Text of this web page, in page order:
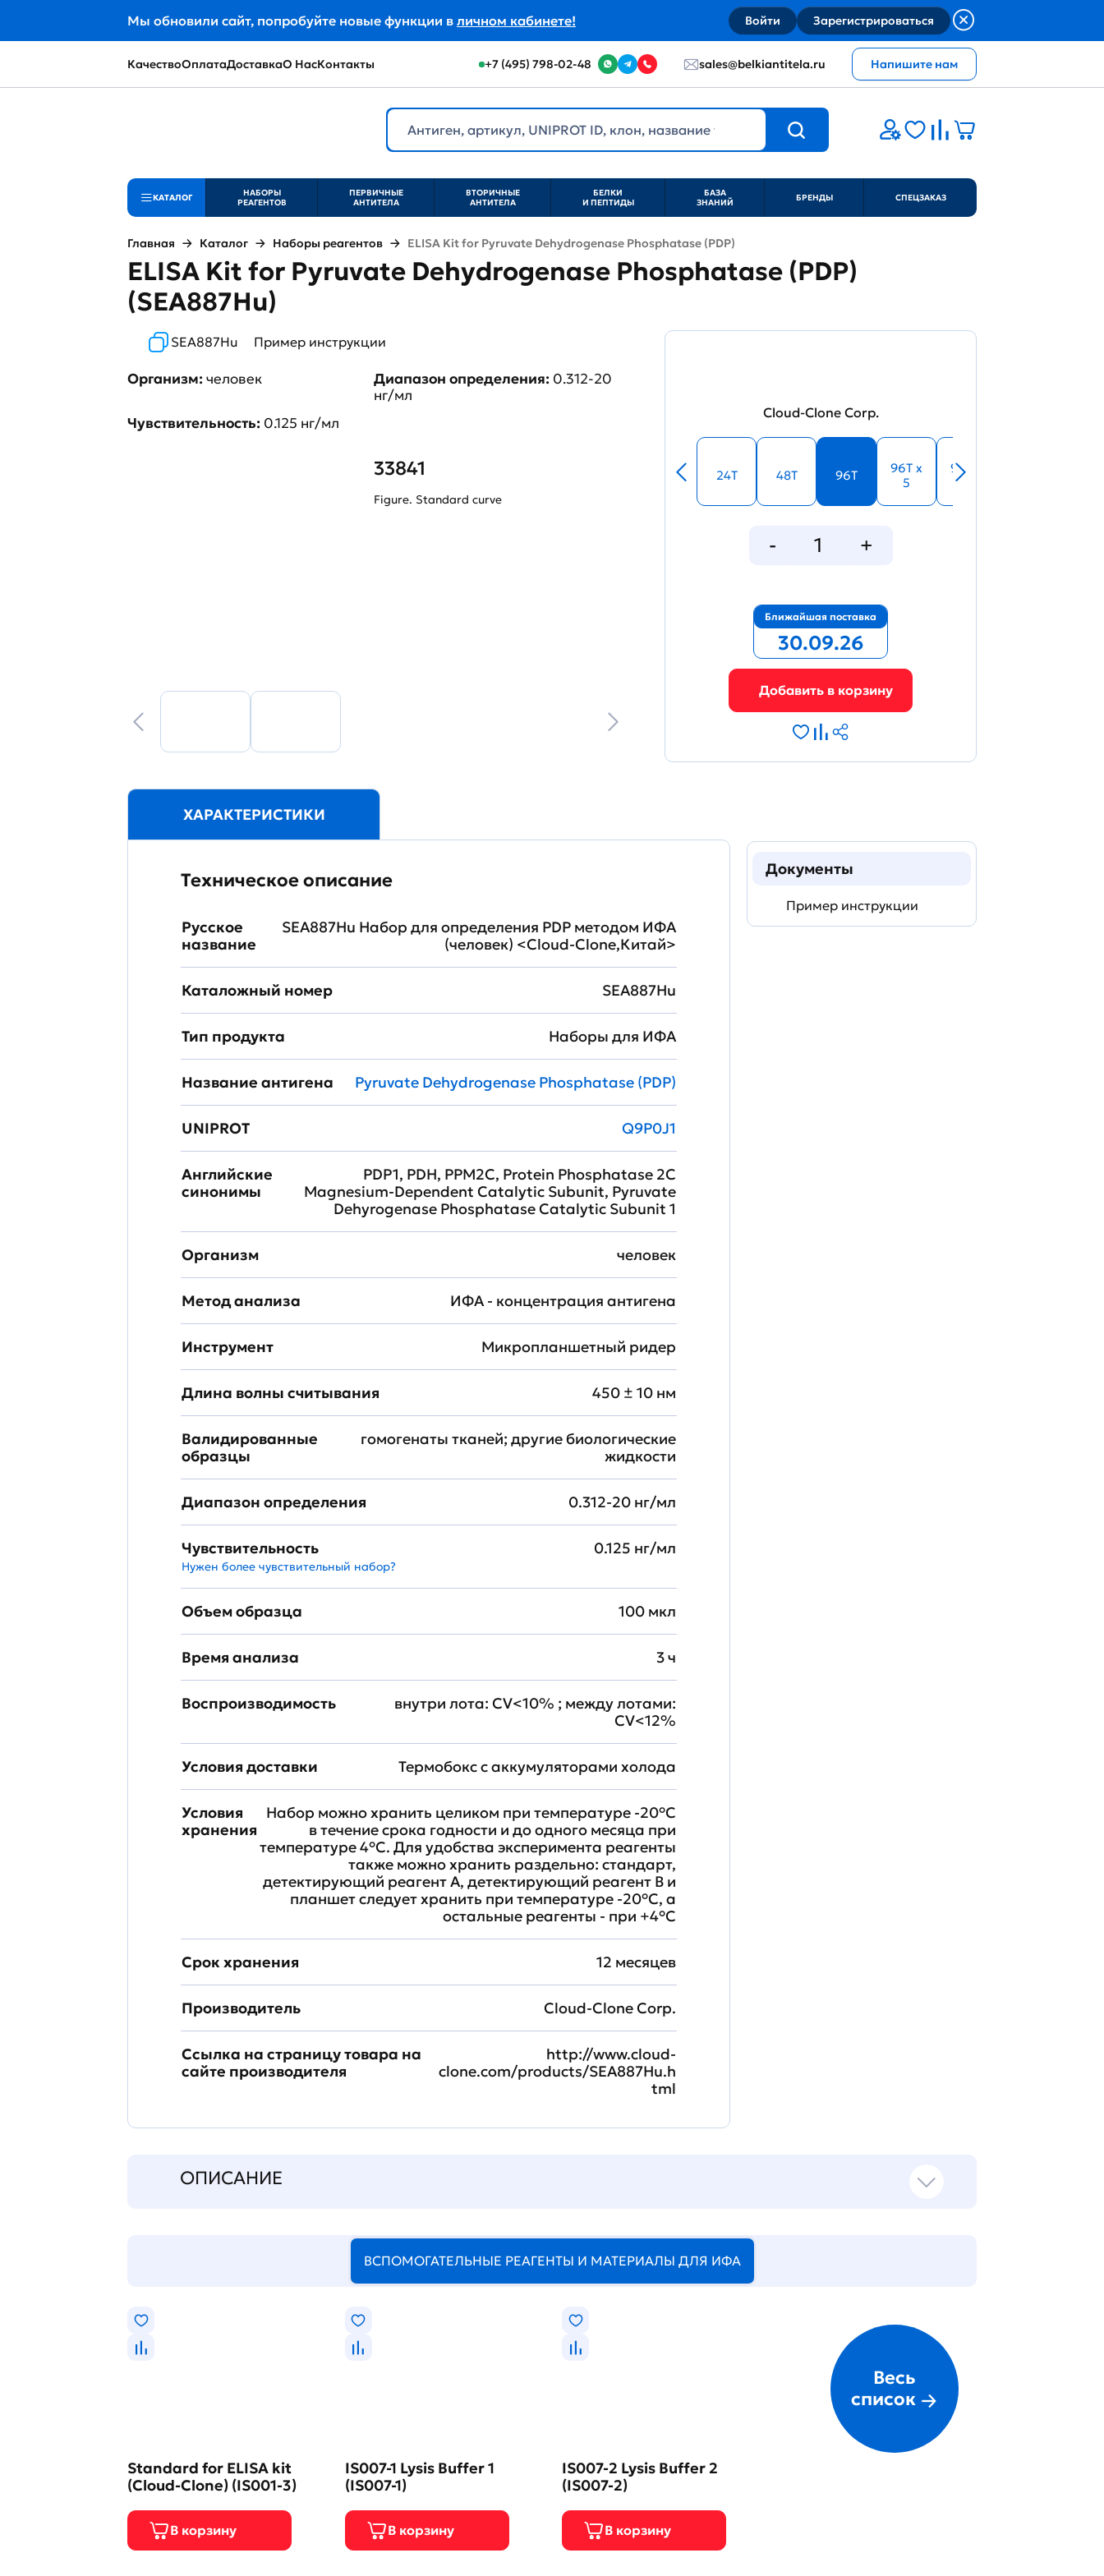
Мы обновили сайт, попробуйте новые функции в личном кабинете! Войти Зарегистрироваться
КачествоОплатаДоставкаО НасКонтакты +7 (495) 798-02-48 sales@belkiantitela.ru Напишите нам
КАТАЛОГ
НАБОРЫ
РЕАГЕНТОВ
ПЕРВИЧНЫЕ
АНТИТЕЛА
ВТОРИЧНЫЕ
АНТИТЕЛА
БЕЛКИ
И ПЕПТИДЫ
БАЗА
ЗНАНИЙ
БРЕНДЫ СПЕЦЗАКАЗ
Главная Каталог Наборы реагентов ELISA Kit for Pyruvate Dehydrogenase Phosphatase (PDP)
ELISA Kit for Pyruvate Dehydrogenase Phosphatase (PDP)
(SEA887Hu)
SEA887Hu Пример инструкции
Организм:человек Диапазон определения: 0.312-20
нг/мл
Чувствительность: 0.125 нг/мл
33841
Figure. Standard curve
Cloud-Clone Corp.
24T 48T 96T
96T x
5
96T x
10
Ближайшая поставка
30.09.26
ХАРАКТЕРИСТИКИ
Техническое описание
Русское
название
SEA887Hu Набор для определения PDP методом ИФА
(человек) <Cloud-Clone,Китай>
Каталожный номер SEA887Hu
Тип продукта Наборы для ИФА
Название антигена Pyruvate Dehydrogenase Phosphatase (PDP)
UNIPROT Q9P0J1
Английские
синонимы
PDP1, PDH, PPM2C, Protein Phosphatase 2C
Magnesium-Dependent Catalytic Subunit, Pyruvate
Dehyrogenase Phosphatase Catalytic Subunit 1
Организм человек
Метод анализа ИФА - концентрация антигена
Инструмент Микропланшетный ридер
Длина волны считывания 450 ± 10 нм
Валидированные
образцы
гомогенаты тканей; другие биологические
жидкости
Диапазон определения 0.312-20 нг/мл
Чувствительность
Нужен более чувствительный набор?
0.125 нг/мл
Объем образца 100 мкл
Время анализа 3 ч
Воспроизводимость
внутри лота: CV<10% ; между лотами:
CV<12%
Условия доставки Термобокс с аккумуляторами холода
Условия
хранения
Набор можно хранить целиком при температуре -20°C
в течение срока годности и до одного месяца при
температуре 4°C. Для удобства эксперимента реагенты
также можно хранить раздельно: стандарт,
детектирующий реагент A, детектирующий реагент B и
планшет следует хранить при температуре -20°C, а
остальные реагенты - при +4°С
Срок хранения 12 месяцев
Производитель Cloud-Clone Corp.
Ссылка на страницу товара на
сайте производителя
http://www.cloud-
clone.com/products/SEA887Hu.h
tml
Документы
Пример инструкции
ОПИСАНИЕ
ВСПОМОГАТЕЛЬНЫЕ РЕАГЕНТЫ И МАТЕРИАЛЫ ДЛЯ ИФА
Standard for ELISA kit
(Cloud-Clone) (IS001-3)
IS007-1 Lysis Buffer 1
(IS007-1)
IS007-2 Lysis Buffer 2
(IS007-2)
Весь
список